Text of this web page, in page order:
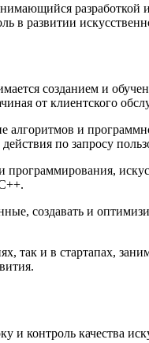
в развитии
созданием и
от клиентского
алгоритмов и
по запросу
создавать и
так и в стартапах,
контроль качества